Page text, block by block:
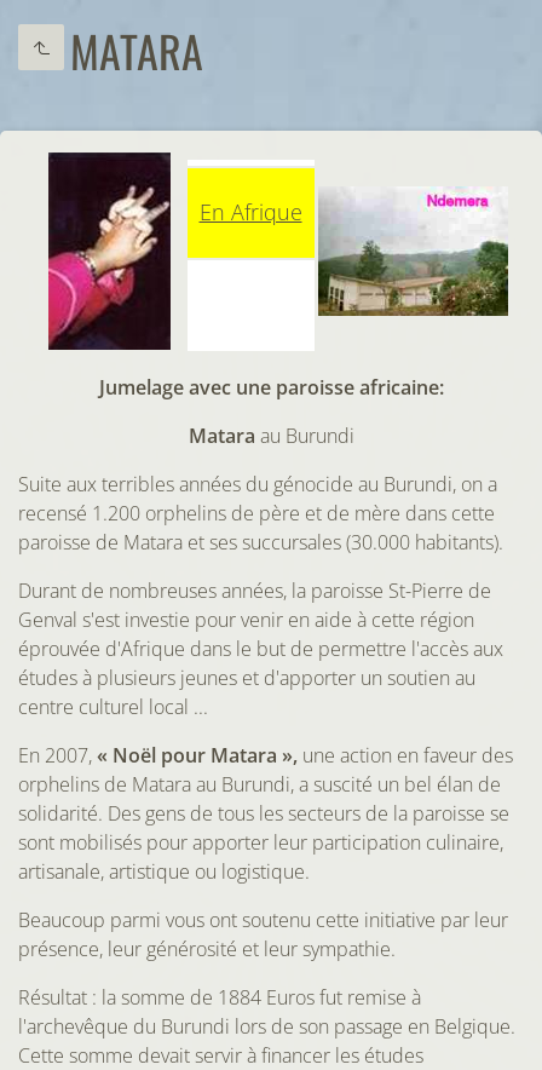
MATARA
En Afrique
Jumelage avec une paroisse africaine:
Matara au Burundi
Suite aux terribles années du génocide au Burundi, on a
recensé 1.200 orphelins de père et de mère dans cette
paroisse de Matara et ses succursales (30.000 habitants).
Durant de nombreuses années, la paroisse St-Pierre de
Genval s'est investie pour venir en aide à cette région
éprouvée d'Afrique dans le but de permettre l'accès aux
études à plusieurs jeunes et d'apporter un soutien au
centre culturel local ...
En 2007,« Noël pour Matara », une action en faveur des
orphelins de Matara au Burundi, a suscité un bel élan de
solidarité. Des gens de tous les secteurs de la paroisse se
sont mobilisés pour apporter leur participation culinaire,
artisanale, artistique ou logistique.
Beaucoup parmi vous ont soutenu cette initiative par leur
présence, leur générosité et leur sympathie.
Résultat : la somme de 1884 Euros fut remise à
l'archevêque du Burundi lors de son passage en Belgique.
Cette somme devait servir à financer les études